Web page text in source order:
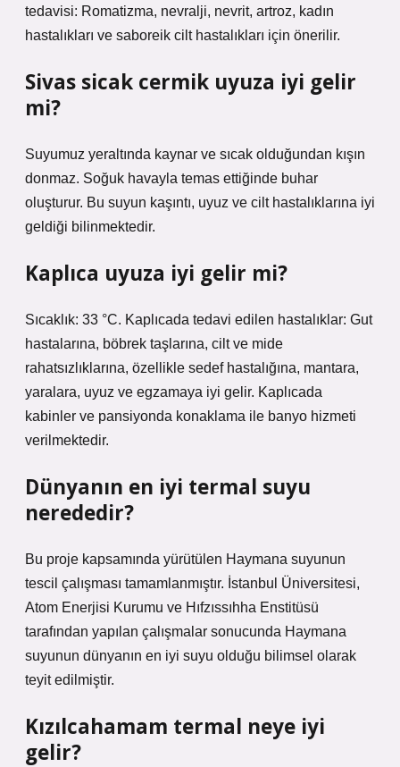
tedavisi: Romatizma, nevralji, nevrit, artroz, kadın
hastalıkları ve saboreik cilt hastalıkları için önerilir.
Sivas sicak cermik uyuza iyi gelir
mi?
Suyumuz yeraltında kaynar ve sıcak olduğundan kışın
donmaz. Soğuk havayla temas ettiğinde buhar
oluşturur. Bu suyun kaşıntı, uyuz ve cilt hastalıklarına iyi
geldiği bilinmektedir.
Kaplıca uyuza iyi gelir mi?
Sıcaklık: 33 °C. Kaplıcada tedavi edilen hastalıklar: Gut
hastalarına, böbrek taşlarına, cilt ve mide
rahatsızlıklarına, özellikle sedef hastalığına, mantara,
yaralara, uyuz ve egzamaya iyi gelir. Kaplıcada
kabinler ve pansiyonda konaklama ile banyo hizmeti
verilmektedir.
Dünyanın en iyi termal suyu
nerededir?
Bu proje kapsamında yürütülen Haymana suyunun
tescil çalışması tamamlanmıştır. İstanbul Üniversitesi,
Atom Enerjisi Kurumu ve Hıfzıssıhha Enstitüsü
tarafından yapılan çalışmalar sonucunda Haymana
suyunun dünyanın en iyi suyu olduğu bilimsel olarak
teyit edilmiştir.
Kızılcahamam termal neye iyi
gelir?